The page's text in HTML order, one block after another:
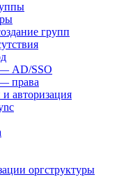
групп
AD/SSO
права
авторизация
оргструктуры